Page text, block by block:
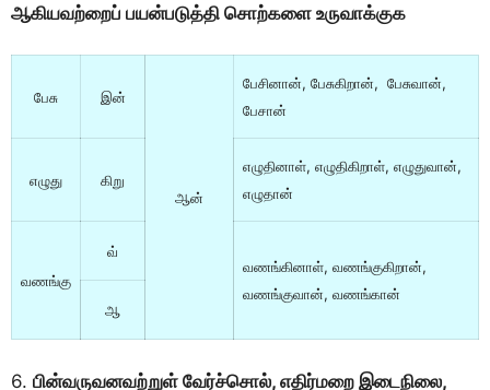
ஆகியவற்றைப் பயன்படுத்தி சொற்களை உருவாக்குக
பேசு இன்
ஆன்
பேசினான், பேசுகிறான், பேசுவான்,
பேசான்
எழுது கிறு
எழுதினாள், எழுதிகிறாள், எழுதுவான்,
எழுதான்
வணங்கு
வ்
வணங்கினாள், வணங்குகிறான்,
வணங்குவான், வணங்கான்
ஆ
6. பின்வருவனவற்றுள் வேர்ச்சொல், எதிர்மறை இடைநிலை,